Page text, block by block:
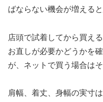
ばならない機会が増える
店頭で試着してから買え
お直しが必要かどうかを
が、ネットで買う場合は
肩幅、着丈、身幅の実寸